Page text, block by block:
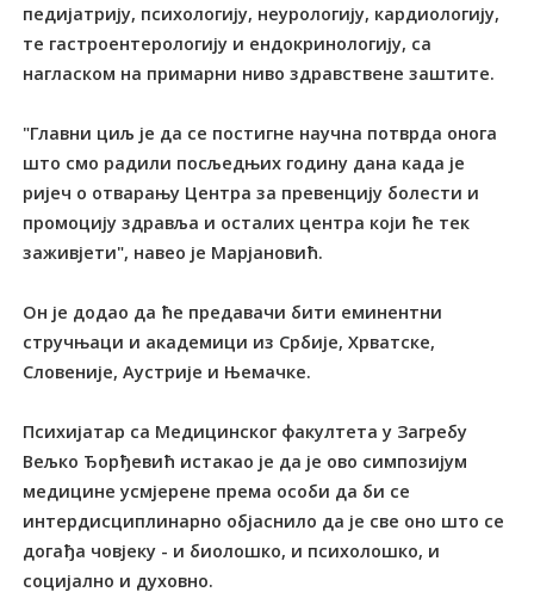
педијатрију, психологију, неурологију, кардиологију,
те гастроентерологију и ендокринологију, са
нагласком на примарни ниво здравствене заштите.
"Главни циљ је да се постигне научна потврда онога
што смо радили посљедњих годину дана када је
ријеч о отварању Центра за превенцију болести и
промоцију здравља и осталих центра који ће тек
заживјети", навео је Марјановић.
Он је додао да ће предавачи бити еминентни
стручњаци и академици из Србије, Хрватске,
Словеније, Аустрије и Њемачке.
Психијатар са Медицинског факултета у Загребу
Вељко Ђорђевић истакао је да је ово симпозијум
медицине усмјерене према особи да би се
интердисциплинарно објаснило да је све оно што се
догађа човјеку - и биолошко, и психолошко, и
социјално и духовно.